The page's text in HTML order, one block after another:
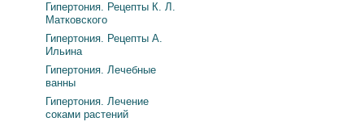
Гипертония. Рецепты К. Л.
Матковского
Гипертония. Рецепты А.
Ильина
Гипертония. Лечебные
ванны
Гипертония. Лечение
соками растений